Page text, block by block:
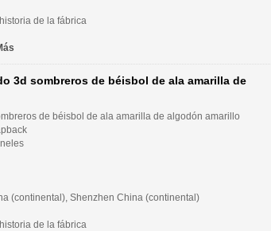
de la fábrica
3d sombreros de béisbol de ala amarilla de
de béisbol de ala amarilla de algodón amarillo
(continental), Shenzhen China (continental)
de la fábrica